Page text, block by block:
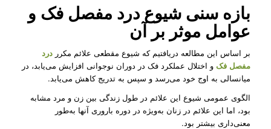
بازه سنی شیوع درد مفصل فک و
عوامل موثر بر آن
بر اساس این مطالعه دریافتیم که شیوع مقطعی علائم مکرر درد
مفصل فکو اختلال عملکرد فک در دوران نوجوانی افزایش می‌یابد، در
میانسالی به اوج خود می‌رسد و سپس به تدریج کاهش می‌یابد.
الگوی عمومی شیوع این علائم در طول زندگی بین زن و مرد مشابه
بود، اما این علائم در زنان به‌ویژه در دوره باروری آنها به‌طور
معنی‌داری بیشتر بود.